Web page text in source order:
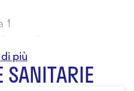
1
Clinica presso
SANITARIE